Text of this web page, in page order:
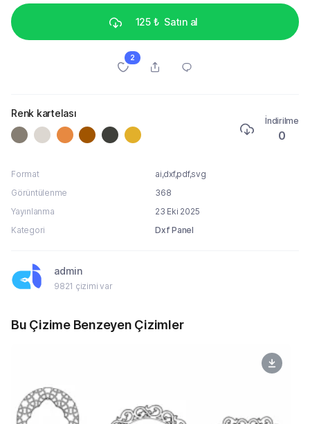
125 ₺ Satın al
2
Renk kartelası
İndirilme
0
Format
ai,dxf,pdf,svg
Görüntülenme
368
Yayınlanma
23 Eki 2025
Kategori
Dxf Panel
admin
9821 çizimi var
Bu Çizime Benzeyen Çizimler